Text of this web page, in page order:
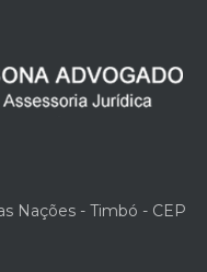
Nações - Timbó - CEP